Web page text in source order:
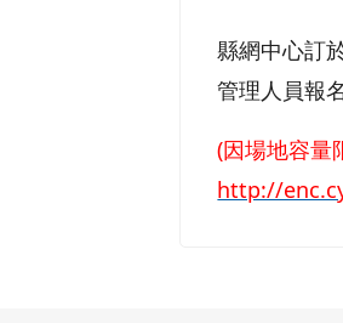
縣網中心訂
管理人員報
(因場地容量
http://